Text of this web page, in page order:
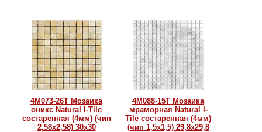
4M073-26T Мозаика
оникс Natural I-Тilе
состаренная (4мм) (чип
2,58х2,58) 30х30
4M088-15T Мозаика
мраморная Natural I-
Тilе состаренная (4мм)
(чип 1,5x1,5) 29,8х29,8